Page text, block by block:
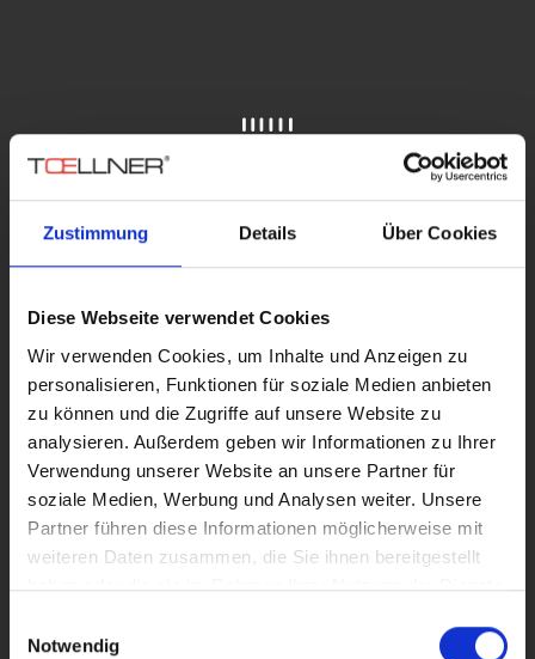
Zustimmung Details Über Cookies
Diese Webseite verwendet Cookies
Wir verwenden Cookies, um Inhalte und Anzeigen zu
personalisieren, Funktionen für soziale Medien anbieten
zu können und die Zugriffe auf unsere Website zu
analysieren. Außerdem geben wir Informationen zu Ihrer
Verwendung unserer Website an unsere Partner für
soziale Medien, Werbung und Analysen weiter. Unsere
Partner führen diese Informationen möglicherweise mit
weiteren Daten zusammen, die Sie ihnen bereitgestellt
haben oder die sie im Rahmen Ihrer Nutzung der Dienste
Notwendig